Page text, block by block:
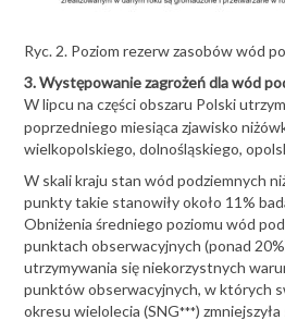
Ryc. 2. Poziom rezerw zasobów wód
3. Występowanie zagrożeń dla wód
W lipcu na części obszaru Polski
poprzedniego miesiąca zjawisko
wielkopolskiego, dolnośląskiego,
W skali kraju stan wód podziemnych
punkty takie stanowiły około 11%
Obniżenia średniego poziomu wód
punktach obserwacyjnych (ponad
utrzymywania się niekorzystnych
punktów obserwacyjnych, w których
okresu wielolecia (SNG***)